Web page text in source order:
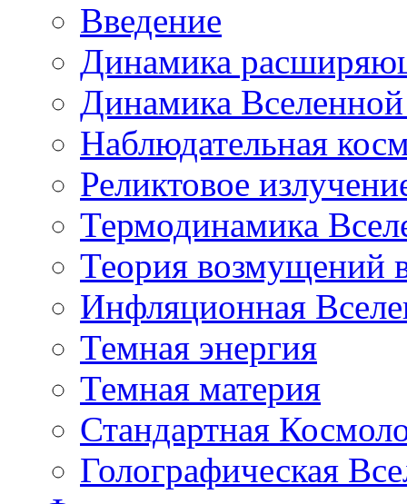
Введение
Динамика
Динамика
Наблюдательная
Реликтовое
Термодинамика
Теория возмущений
Инфляционная
Темная энергия
Темная материя
Стандартная
Голографическая